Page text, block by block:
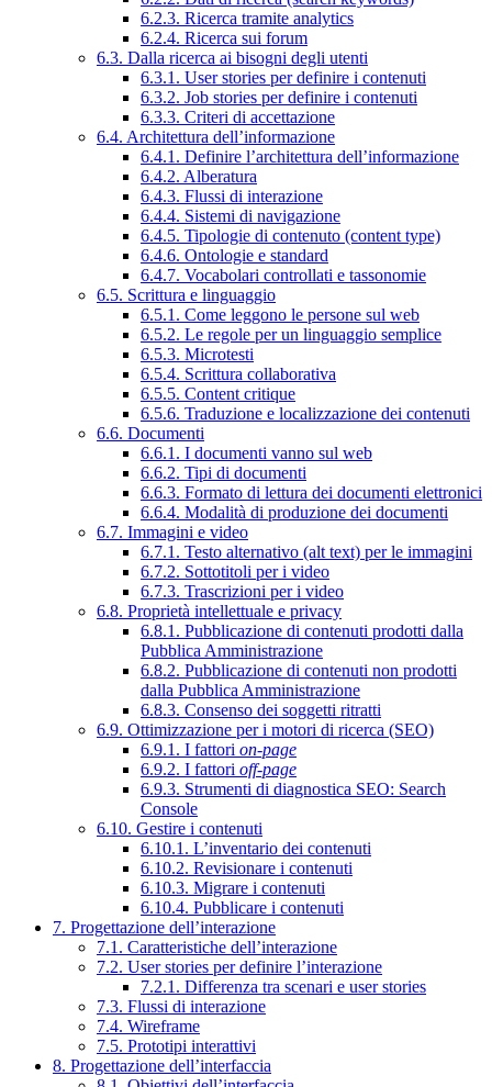
6.2.3. Ricerca tramite analytics
6.2.4. Ricerca sui forum
6.3. Dalla ricerca ai bisogni degli utenti
6.3.1. User stories per definire i contenuti
6.3.2. Job stories per definire i contenuti
6.3.3. Criteri di accettazione
6.4. Architettura dell’informazione
6.4.1. Definire l’architettura dell’informazione
6.4.2. Alberatura
6.4.3. Flussi di interazione
6.4.4. Sistemi di navigazione
6.4.5. Tipologie di contenuto (content type)
6.4.6. Ontologie e standard
6.4.7. Vocabolari controllati e tassonomie
6.5. Scrittura e linguaggio
6.5.1. Come leggono le persone sul web
6.5.2. Le regole per un linguaggio semplice
6.5.3. Microtesti
6.5.4. Scrittura collaborativa
6.5.5. Content critique
6.5.6. Traduzione e localizzazione dei contenuti
6.6. Documenti
6.6.1. I documenti vanno sul web
6.6.2. Tipi di documenti
6.6.3. Formato di lettura dei documenti elettronici
6.6.4. Modalità di produzione dei documenti
6.7. Immagini e video
6.7.1. Testo alternativo (alt text) per le immagini
6.7.2. Sottotitoli per i video
6.7.3. Trascrizioni per i video
6.8. Proprietà intellettuale e privacy
6.8.1. Pubblicazione di contenuti prodotti dalla
Pubblica Amministrazione
6.8.2. Pubblicazione di contenuti non prodotti
dalla Pubblica Amministrazione
6.8.3. Consenso dei soggetti ritratti
6.9. Ottimizzazione per i motori di ricerca (SEO)
6.9.1. I fattori on-page
6.9.2. I fattori off-page
6.9.3. Strumenti di diagnostica SEO: Search
Console
6.10. Gestire i contenuti
6.10.1. L’inventario dei contenuti
6.10.2. Revisionare i contenuti
6.10.3. Migrare i contenuti
6.10.4. Pubblicare i contenuti
7. Progettazione dell’interazione
7.1. Caratteristiche dell’interazione
7.2. User stories per definire l’interazione
7.2.1. Differenza tra scenari e user stories
7.3. Flussi di interazione
7.4. Wireframe
7.5. Prototipi interattivi
8. Progettazione dell’interfaccia